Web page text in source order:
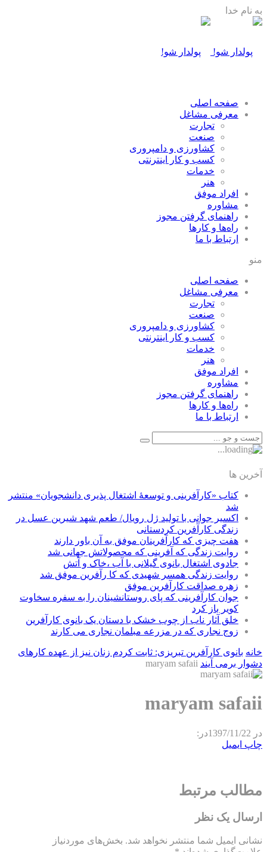
به نام خدا
صفحه اصلی
معرفی مشاغل
تجارت
صنعت
كشاورزی و دامپروری
كسب و كار اينترنتی
خدمات
هنر
افراد موفق
مشاوره
راهنمای گرفتن مجوز
راه‌ها و كارها
ارتباط با ما
منو
صفحه اصلی
معرفی مشاغل
تجارت
صنعت
كشاورزی و دامپروری
كسب و كار اينترنتی
خدمات
هنر
افراد موفق
مشاوره
راهنمای گرفتن مجوز
راه‌ها و كارها
ارتباط با ما
آخرین ها
کتاب «کارآفرینی و توسعۀ اشتغال پذیری دانشجویان» منتشر
شد
اکسیر جوانی با تولید ژل رویال/ طعم شهد شیرین عسل‌ در
زندگی کارآفرین کردستانی
هفت چیزی که کارآفرینان موفق به آن باور دارند
روایت زندگی که آفرینی که محصولاتش جهانی شد
جادوی اشتغال بانوی گیلانی با آب ،خاک و آتش
روایت زندگی همسر شهیدی که کا رآفرین موفق شد
زهره صداقت کارآفرین موفق
جوان کارآفرینی که پای روستانشینان را به سفره سخاوت
کویر باز کرد
خلق آثار ناب از چوب خشک با دستان یک بانوی کارآفرین
زوج نجاری که در مزرعه مبلمان نجاری می کارند
خانه بانوی کارآفرین تبریزی: ثابت کردم زنان نیز از عهده کارهای
دشوار برمی آیند maryam safaii
maryam safaii
در 1397/11/22در:
چاپ ایمیل
مطالب مرتبط
ارسال یک نظر
نشانی ایمیل شما منتشر نخواهد شد. بخش‌های موردنیاز